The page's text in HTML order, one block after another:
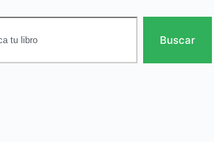
Buscar